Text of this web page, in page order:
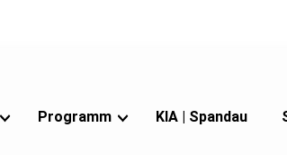
Programm KIA | Spandau